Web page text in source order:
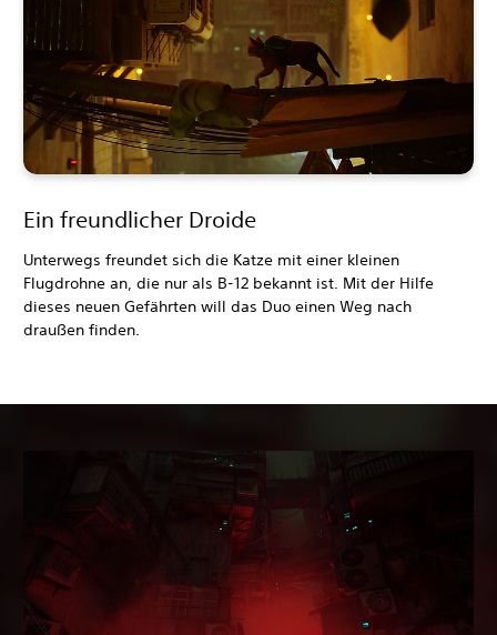
Ein freundlicher Droide
Unterwegs freundet sich die Katze mit einer kleinen
Flugdrohne an, die nur als B-12 bekannt ist. Mit der Hilfe
dieses neuen Gefährten will das Duo einen Weg nach
draußen finden.